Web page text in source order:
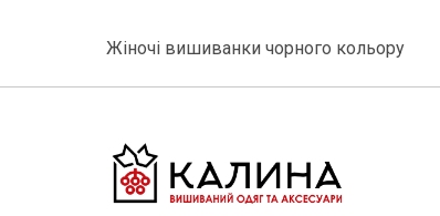
Жіночі вишиванки чорного кольору